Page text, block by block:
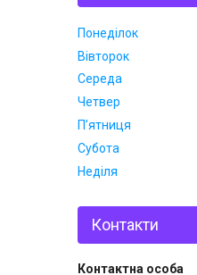
Понеділок
Вівторок
Середа
Четвер
Пʼятниця
Субота
Неділя
Контакти